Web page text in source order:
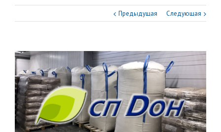
Предыдущая Следующая